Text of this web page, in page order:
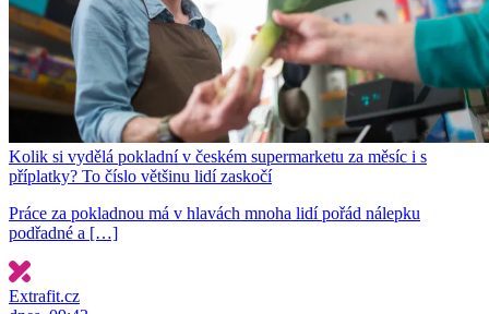
Kolik si vydělá pokladní v českém supermarketu za měsíc i s
příplatky? To číslo většinu lidí zaskočí
Práce za pokladnou má v hlavách mnoha lidí pořád nálepku
podřadné a […]
Extrafit.cz